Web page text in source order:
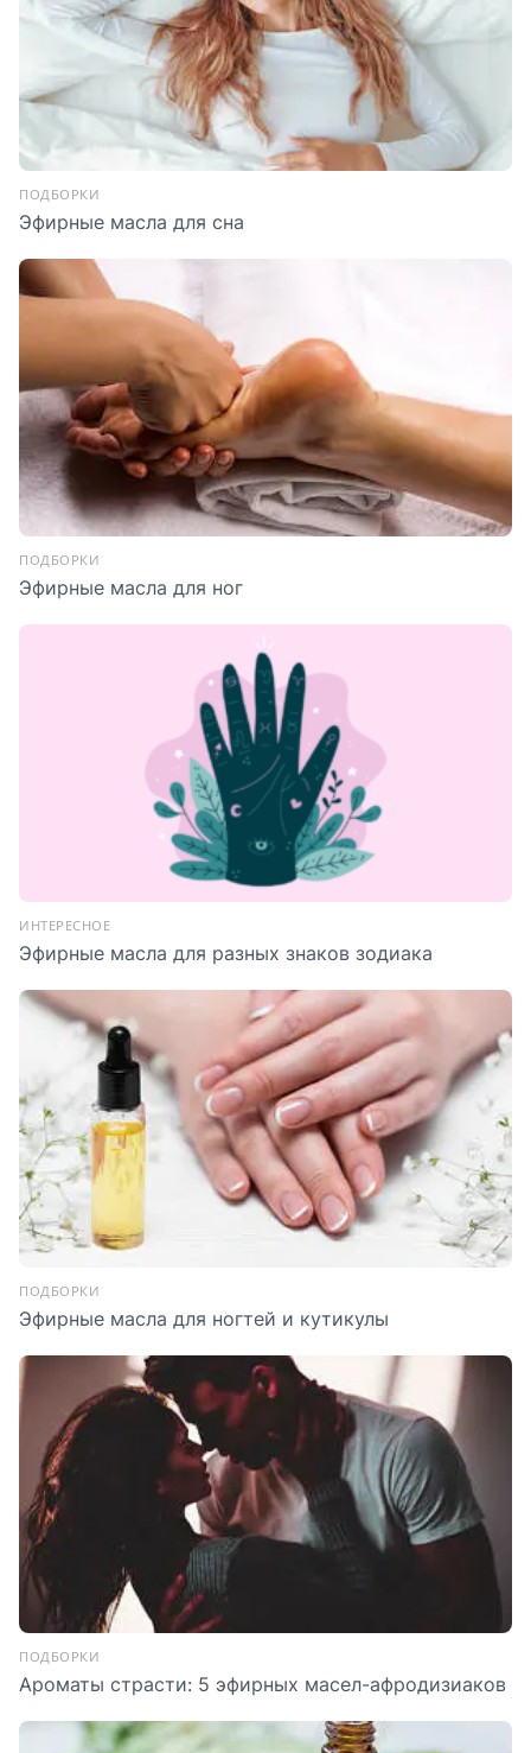
ПОДБОРКИ
Эфирные масла для сна
ПОДБОРКИ
Эфирные масла для ног
ИНТЕРЕСНОЕ
Эфирные масла для разных знаков зодиака
ПОДБОРКИ
Эфирные масла для ногтей и кутикулы
ПОДБОРКИ
Ароматы страсти: 5 эфирных масел-афродизиаков